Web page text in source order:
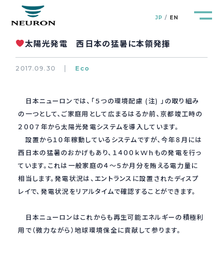
JP EN
管路防災研究所 Pipeline Resilience Lab.
企業情報 Company
製品＆サービス Products&Service
研究開発
新着情報 News&Topics
太陽光発電 西日本の猛暑に本領発揮
2017.09.30 Eco
日本ニューロンでは、「５つの環境配慮 (注) 」の取り組み
の一つとして、ご家庭用として広まるはるか前、京都竣工時の
２００７年から太陽光発電システムを導入しています。
設置から１０年稼動しているシステムですが、今年８月には
西日本の猛暑のおかげもあり、１４００ｋWｈもの発電を行っ
ています。これは一般家庭の４〜５か月分を賄える電力量に
相当します。発電状況は、エントランスに設置されたディスプ
レイで、発電状況をリアルタイムで確認することができます。
日本ニューロンはこれからも再生可能エネルギーの積極利
用で（微力ながら）地球環境保全に貢献して参ります。